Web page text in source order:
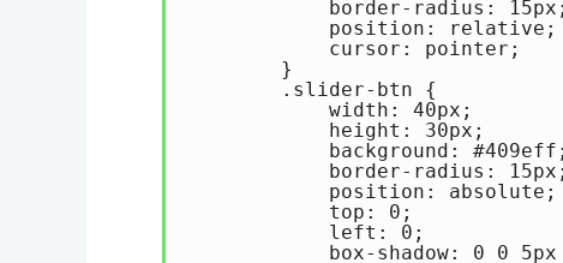
            border-radius: 15px;
            position: relative;
            cursor: pointer;
        }
        .slider-btn {
            width: 40px;
            height: 30px;
            background: #409eff;
            border-radius: 15px;
            position: absolute;
            top: 0;
            left: 0;
box-shadow: 0 0